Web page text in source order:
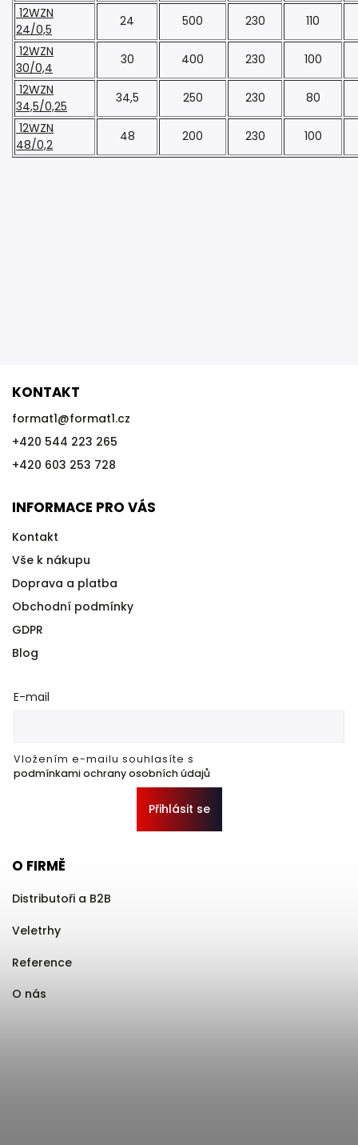
12WZN
24/0,5
24 500 230
110
12WZN
30/0,4
30 400 230
100
12WZN
34,5/0,25
34,5 250 230
80
12WZN
48/0,2
48 200 230 100
KONTAKT
format1@format1.cz
+420 544 223 265
+420 603 253 728
INFORMACE PRO VÁS
Kontakt
Vše k nákupu
Doprava a platba
Obchodní podmínky
GDPR
Blog
E-mail
Vložením e-mailu souhlasíte s
podmínkami ochrany osobních údajů
Přihlásit se
O FIRMĚ
Distributoři a B2B
Veletrhy
Reference
O nás